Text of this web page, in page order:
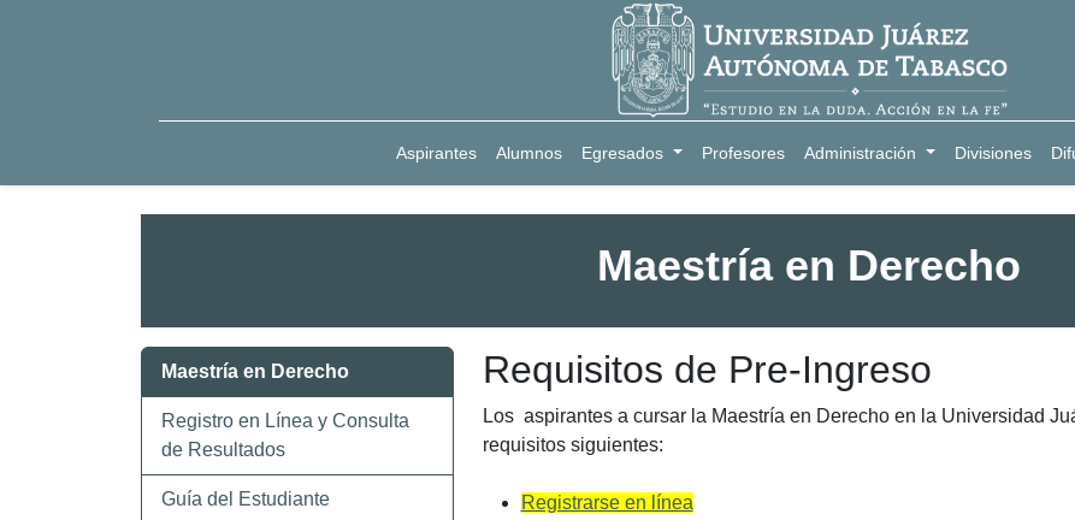
Aspirantes Alumnos Egresados Profesores Administración Divisiones
Maestría en Derecho
Maestría en Derecho
Registro en Línea y Consulta
de Resultados
Guía del Estudiante
Requisitos de Pre-Ingreso
Los aspirantes a cursar la Maestría en Derecho en la Universidad
requisitos siguientes:
Registrarse en línea